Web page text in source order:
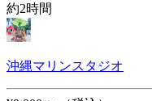
約2時間
沖縄マリンスタジオ